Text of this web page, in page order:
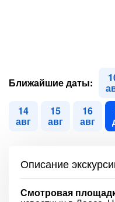
Ближайшие даты:
14
авг
15
авг
16
авг
Описание
Смотровая